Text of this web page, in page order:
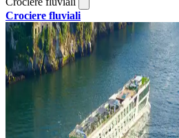
Crociere fluviali